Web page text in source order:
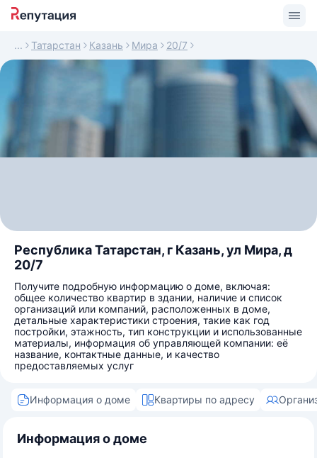
Татарстан Казань Мира 20/7
Республика Татарстан, г Казань, ул Мира, д
20/7
Получите подробную информацию о доме, включая:
общее количество квартир в здании, наличие и список
организаций или компаний, расположенных в доме,
детальные характеристики строения, такие как год
постройки, этажность, тип конструкции и использованные
материалы, информация об управляющей компании: её
название, контактные данные, и качество
предоставляемых услуг
Информация о доме Квартиры по адресу
Информация о доме